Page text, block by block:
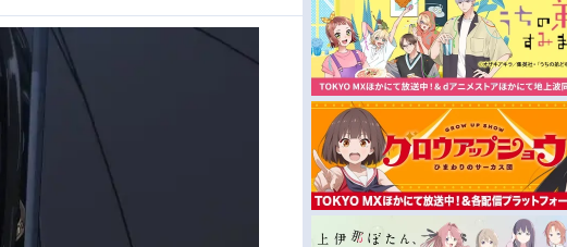
優/女性声優一覧 夏アニメ
冬アニメ
FOLLOW US